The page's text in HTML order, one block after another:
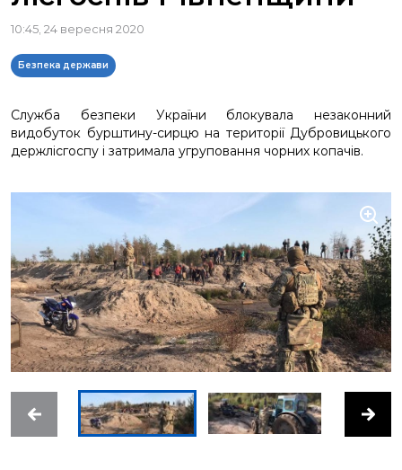
10:45, 24 вересня 2020
Безпека держави
Служба безпеки України блокувала незаконний
видобуток бурштину-сирцю на території Дубровицького
держлісгоспу і затримала угруповання чорних копачів.